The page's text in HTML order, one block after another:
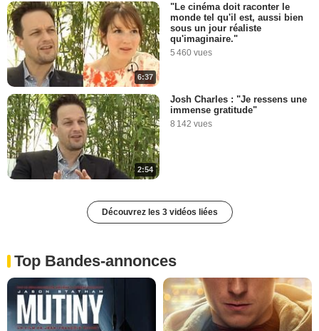
6:37
"Le cinéma doit raconter le
monde tel qu'il est, aussi bien
sous un jour réaliste
qu'imaginaire."
5 460 vues
2:54
Josh Charles : "Je ressens une
immense gratitude"
8 142 vues
Découvrez les 3 vidéos liées
Top Bandes-annonces